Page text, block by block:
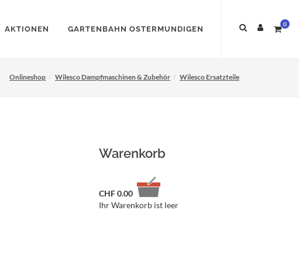
AKTIONEN GARTENBAHN OSTERMUNDIGEN
0
Onlineshop Wilesco Dampfmaschinen & Zubehör Wilesco Ersatzteile
Warenkorb
CHF0.00
Ihr Warenkorb ist leer